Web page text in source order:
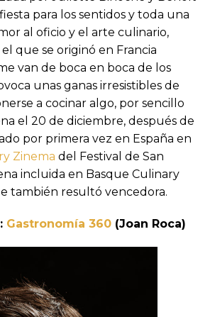
para los sentidos y toda una
al oficio y el arte culinario,
que se originó en Francia
van de boca en boca de los
unas ganas irresistibles de
a cocinar algo, por sencillo
el 20 de diciembre, después de
por primera vez en España en
Zinema del Festival de San
incluida en Basque Culinary
también resultó vencedora.
Gastronomía 360 (Joan Roca)